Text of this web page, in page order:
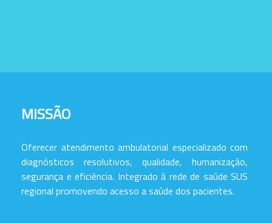
MISSÃO
Oferecer atendimento ambulatorial especializado com
diagnósticos resolutivos, qualidade, humanização,
segurança e eficiência. Integrado à rede de saúde SUS
regional promovendo acesso a saúde dos pacientes.